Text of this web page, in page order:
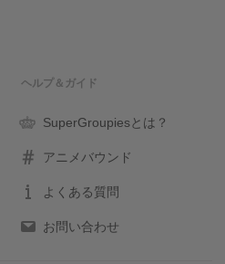
ヘルプ＆ガイド
SuperGroupiesとは？
アニメバウンド
よくある質問
お問い合わせ